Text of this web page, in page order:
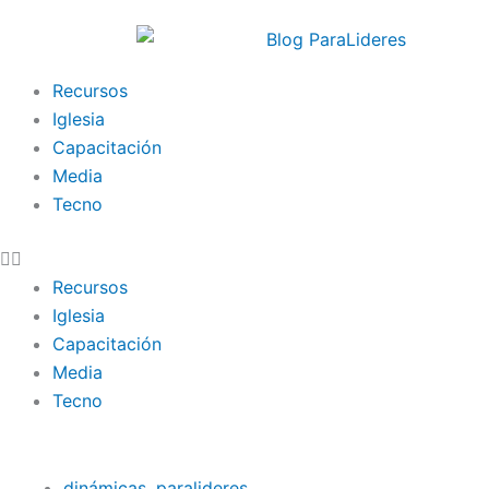
Recursos
Iglesia
Capacitación
Media
Tecno
Recursos
Iglesia
Capacitación
Media
Tecno